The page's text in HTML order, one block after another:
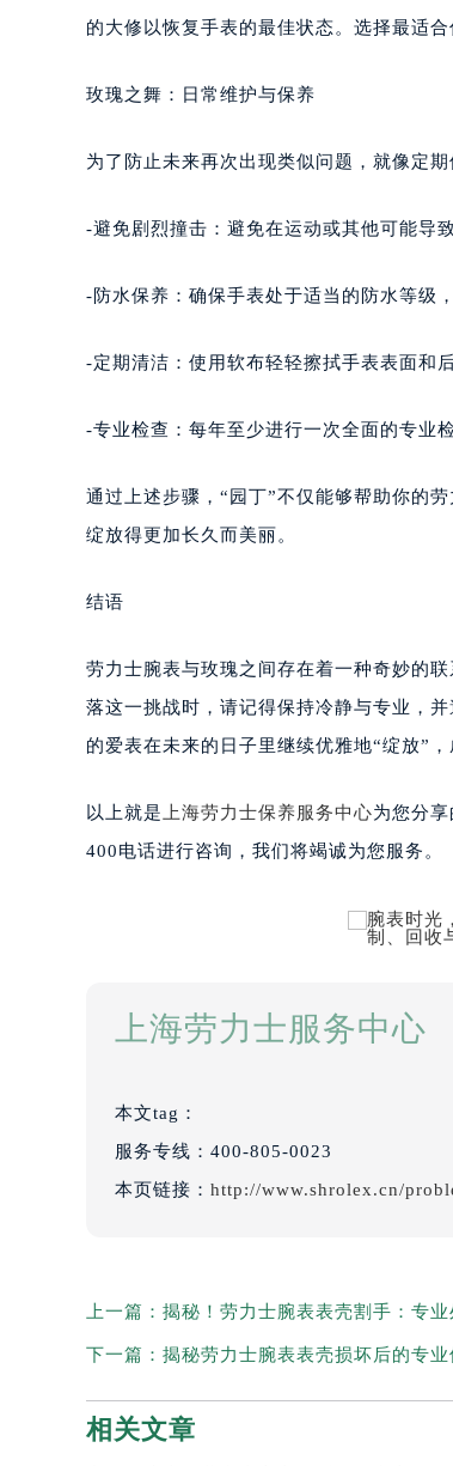
的大修以恢复手表的最佳状态。选择最适合
玫瑰之舞：日常维护与保养
为了防止未来再次出现类似问题，就像定
-避免剧烈撞击：避免在运动或其他可能导
-防水保养：确保手表处于适当的防水等级
-定期清洁：使用软布轻轻擦拭手表表面和
-专业检查：每年至少进行一次全面的专业
通过上述步骤，“园丁”不仅能够帮助你的
绽放得更加长久而美丽。
结语
劳力士腕表与玫瑰之间存在着一种奇妙的
落这一挑战时，请记得保持冷静与专业，
的爱表在未来的日子里继续优雅地“绽放”
以上就是 上海劳力士保养服务中心为您分
400电话进行咨询，我们将竭诚为您服务。
上海劳力士服务中心
本文tag：
服务专线： 400-805-0023
本页链接： http://www.shrolex.cn/
上一篇： 揭秘！劳力士腕表表壳割手：专
下一篇： 揭秘劳力士腕表表壳损坏后的专业
相关文章